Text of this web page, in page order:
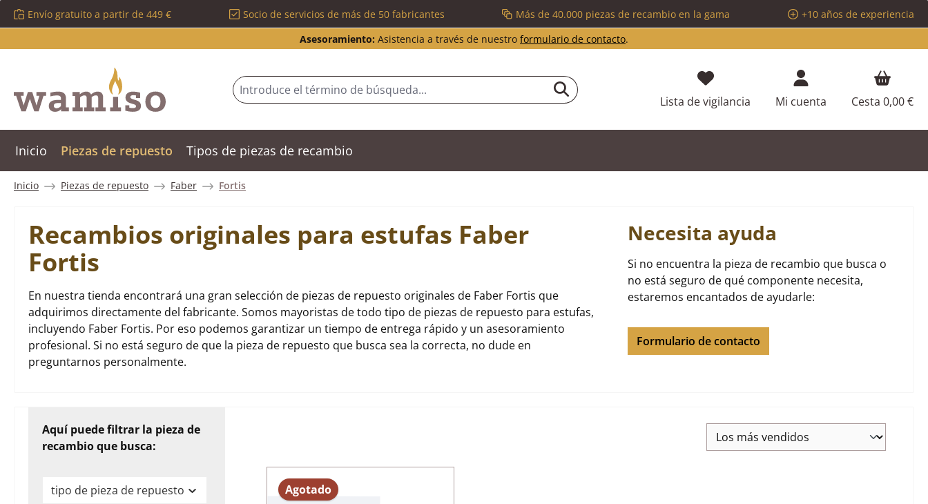
al contenido principal
Saltar a la búsqueda
Saltar a la navegación principal
Envío gratuito a partir de 449 € Socio de servicios de más de 50 fabricantes Más de 40.000 piezas de recambio en la gama
+10 años de experiencia
Asesoramiento: Asistencia a través de nuestro formulario de contacto.
Lista de vigilancia Tienes 0 artículos en tu lista de
Mi cuenta Cesta 0,00 €
Inicio Piezas de repuesto Tipos de piezas de recambio
Inicio Piezas de repuesto Faber Fortis
Recambios originales para estufas Faber
Fortis
En nuestra tienda encontrará una gran selección de piezas de repuesto originales de Faber Fortis que
adquirimos directamente del fabricante. Somos mayoristas de todo tipo de piezas de repuesto para estufas,
incluyendo Faber Fortis. Por eso podemos garantizar un tiempo de entrega rápido y un asesoramiento
profesional. Si no está seguro de que la pieza de repuesto que busca sea la correcta, no dude en
preguntarnos personalmente.
Necesita ayuda
Si no encuentra la pieza de recambio que busca o
no está seguro de qué componente necesita,
estaremos encantados de ayudarle:
Formulario de contacto
Aquí puede filtrar la pieza de
recambio que busca:
tipo de pieza de repuesto Agotado